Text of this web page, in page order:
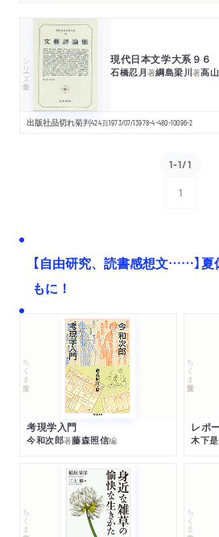
シリーズ・全集 現代日本文学大系９
石橋忍月著綱島梁川著高
出版社品切れ菊判424頁1973/07/13978-4-480-10096-2
1-1/1
1
【自由研究、読書感想文……】
もに！
ちくま文庫
考現学入門
今和次郎著藤森照信編
ちくま学芸文庫
レポ
木下
ちくま文庫 ちくま文庫